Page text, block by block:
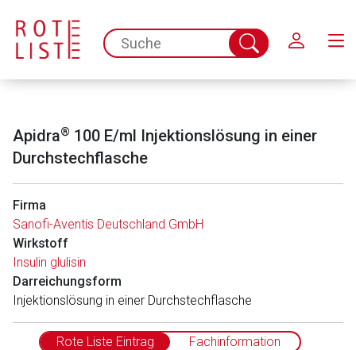
spc.search.input.placeholder
Suche
abschicken
Apidra® 100 E/ml Injektionslösung in einer
Durchstechflasche
Firma
Sanofi-Aventis Deutschland GmbH
Wirkstoff
Insulin glulisin
Darreichungsform
Injektionslösung in einer Durchstechflasche
Rote Liste Eintrag Fachinformation
Aufruf einer externen Seite
Der von Ihnen aufgerufene Link öffnet eine externe Web-
Seite. Für die Inhalte der externen Web-Seite ist deren
Betreiber verantwortlich. Ebenso gelten dort ggf. andere